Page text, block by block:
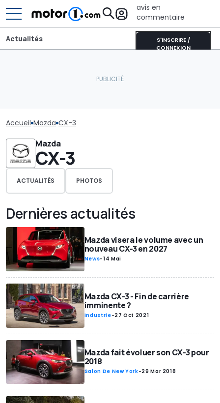
avis en
commentaire
S'INSCRIRE /
CONNEXION
Actualités
Accueil Mazda CX-3
Mazda
CX-3
ACTUALITÉS PHOTOS
Dernières actualités
Mazda visera le volume avec un
nouveau CX-3 en 2027
News-14 Mai
Mazda CX-3 - Fin de carrière
imminente ?
Industrie-27 Oct 2021
Mazda fait évoluer son CX-3 pour
2018
Salon De New York-29 Mar 2018